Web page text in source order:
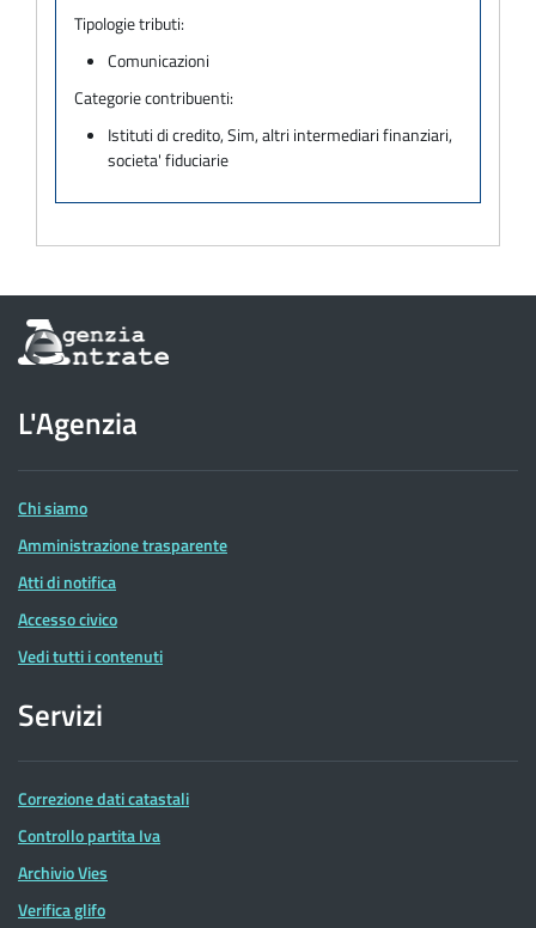
Tipologie tributi:
Comunicazioni
Categorie contribuenti:
Istituti di credito, Sim, altri intermediari finanziari,
societa' fiduciarie
Informazioni
sul
dell'Agenzia
delle
Entrate
L'Agenzia
Chi siamo
Amministrazione trasparente
Atti di notifica
Accesso civico
Vedi tutti i contenuti
Servizi
Correzione dati catastali
Controllo partita Iva
Archivio Vies
Verifica glifo